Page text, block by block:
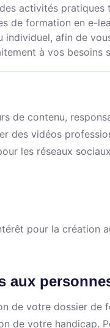
activités
de formation en e-
individuel, afin de
à vos besoins
de contenu,
des vidéos
les réseaux
pour la création
aux
de votre dossier de
de votre handicap.